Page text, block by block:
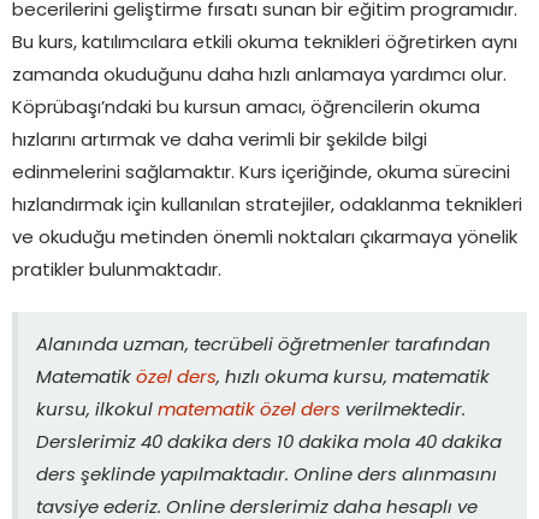
becerilerini geliştirme fırsatı sunan bir eğitim programıdır.
Bu kurs, katılımcılara etkili okuma teknikleri öğretirken aynı
zamanda okuduğunu daha hızlı anlamaya yardımcı olur.
Köprübaşı’ndaki bu kursun amacı, öğrencilerin okuma
hızlarını artırmak ve daha verimli bir şekilde bilgi
edinmelerini sağlamaktır. Kurs içeriğinde, okuma sürecini
hızlandırmak için kullanılan stratejiler, odaklanma teknikleri
ve okuduğu metinden önemli noktaları çıkarmaya yönelik
pratikler bulunmaktadır.
Alanında uzman, tecrübeli öğretmenler tarafından
Matematik özel ders, hızlı okuma kursu, matematik
kursu, ilkokul matematik özel ders verilmektedir.
Derslerimiz 40 dakika ders 10 dakika mola 40 dakika
ders şeklinde yapılmaktadır. Online ders alınmasını
tavsiye ederiz. Online derslerimiz daha hesaplı ve